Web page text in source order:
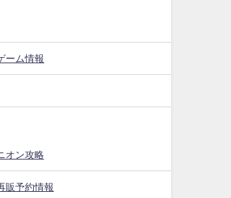
ーム情報
オン攻略
販予約情報